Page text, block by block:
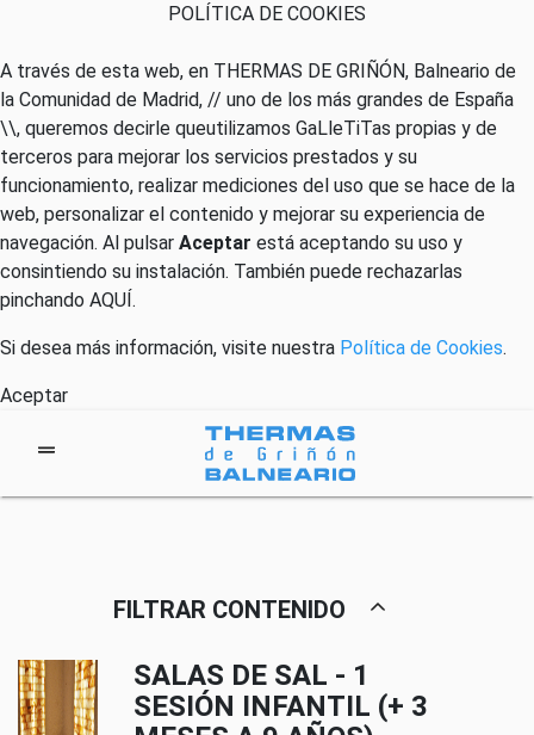
POLÍTICA DE COOKIES
A través de esta web, en THERMAS DE GRIÑÓN, Balneario de
la Comunidad de Madrid, // uno de los más grandes de España
\\, queremos decirle queutilizamos GaLleTiTas propias y de
terceros para mejorar los servicios prestados y su
funcionamiento, realizar mediciones del uso que se hace de la
web, personalizar el contenido y mejorar su experiencia de
navegación. Al pulsar Aceptar está aceptando su uso y
consintiendo su instalación. También puede rechazarlas
pinchando AQUÍ.
Si desea más información, visite nuestra Política de Cookies.
Aceptar
FILTRAR CONTENIDO
SALAS DE SAL - 1
SESIÓN INFANTIL (+ 3